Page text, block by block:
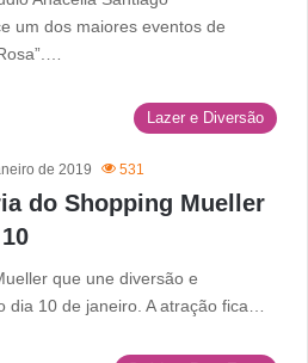
um dos maiores eventos de
Lazer e Diversão
de 2019 531
do Shopping Mueller
que une diversão e
dia 10 de janeiro. A atração fica…